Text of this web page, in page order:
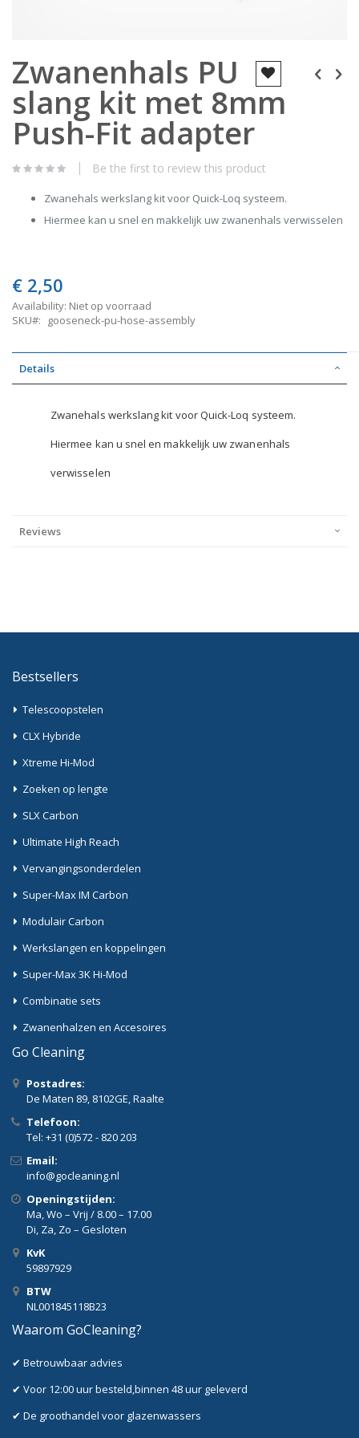
to
the
beginning
of
the
images
gallery
Zwanenhals PU
slang kit met 8mm
Push-Fit adapter
Be the first to review this product
Zwanehals werkslang kit voor Quick-Loq systeem.
Hiermee kan u snel en makkelijk uw zwanenhals verwisselen
€ 2,50
Availability: Niet op voorraad
SKU
gooseneck-pu-hose-assembly
Details
Zwanehals werkslang kit voor Quick-Loq systeem.
Hiermee kan u snel en makkelijk uw zwanenhals
verwisselen
Reviews
Bestsellers
Telescoopstelen
CLX Hybride
Xtreme Hi-Mod
Zoeken op lengte
SLX Carbon
Ultimate High Reach
Vervangingsonderdelen
Super-Max IM Carbon
Modulair Carbon
Werkslangen en koppelingen
Super-Max 3K Hi-Mod
Combinatie sets
Zwanenhalzen en Accesoires
Go Cleaning
Postadres:
De Maten 89, 8102GE, Raalte
Telefoon:
Tel: +31 (0)572 - 820 203
Email:
info@gocleaning.nl
Openingstijden:
Ma, Wo – Vrij / 8.00 – 17.00
Di, Za, Zo – Gesloten
KvK
59897929
BTW
NL001845118B23
Waarom GoCleaning?
✔ Betrouwbaar advies
✔ Voor 12:00 uur besteld,binnen 48 uur geleverd
✔ De groothandel voor glazenwassers